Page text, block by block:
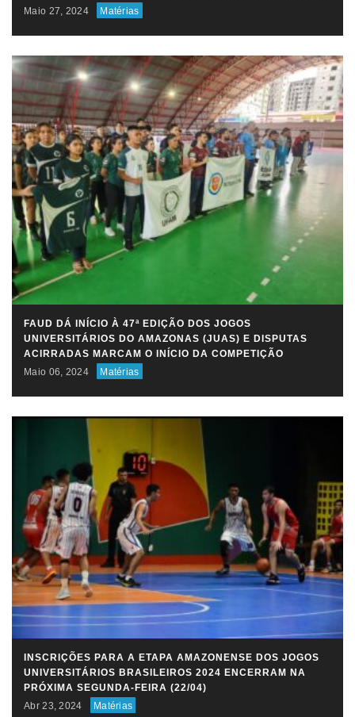
Maio 27, 2024
Matérias
FAUD DÁ INÍCIO À 47ª EDIÇÃO DOS JOGOS
UNIVERSITÁRIOS DO AMAZONAS (JUAS) E DISPUTAS
ACIRRADAS MARCAM O INÍCIO DA COMPETIÇÃO
Maio 06, 2024
Matérias
INSCRIÇÕES PARA A ETAPA AMAZONENSE DOS JOGOS
UNIVERSITÁRIOS BRASILEIROS 2024 ENCERRAM NA
PRÓXIMA SEGUNDA-FEIRA (22/04)
Abr 23, 2024
Matérias